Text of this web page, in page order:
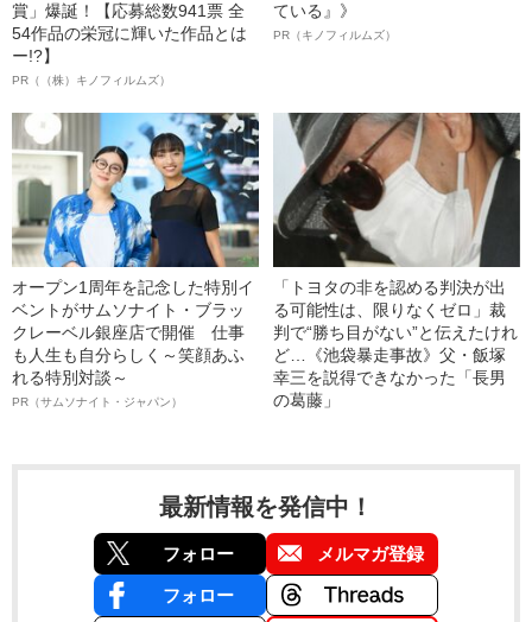
賞」爆誕！【応募総数941票 全
54作品の栄冠に輝いた作品とは
ー!?】
PR（（株）キノフィルムズ）
ている』》
PR（キノフィルムズ）
オープン1周年を記念した特別イ
ベントがサムソナイト・ブラッ
クレーベル銀座店で開催 仕事
も人生も自分らしく～笑顔あふ
れる特別対談～
PR（サムソナイト・ジャパン）
「トヨタの非を認める判決が出
る可能性は、限りなくゼロ」裁
判で“勝ち目がない”と伝えたけれ
ど…《池袋暴走事故》父・飯塚
幸三を説得できなかった「長男
の葛藤」
最新情報を発信中！
フォロー メルマガ登録
フォロー